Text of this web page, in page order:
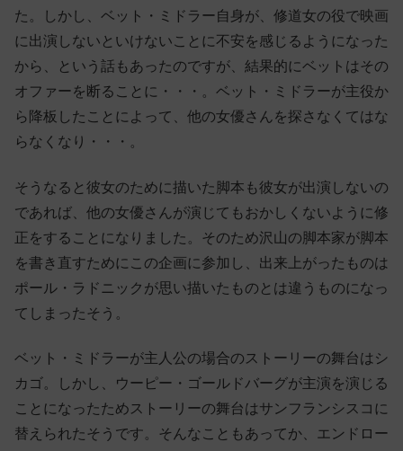
た。しかし、ベット・ミドラー自身が、修道女の役で映画
に出演しないといけないことに不安を感じるようになった
から、という話もあったのですが、結果的にベットはその
オファーを断ることに・・・。ベット・ミドラーが主役か
ら降板したことによって、他の女優さんを探さなくてはな
らなくなり・・・。
そうなると彼女のために描いた脚本も彼女が出演しないの
であれば、他の女優さんが演じてもおかしくないように修
正をすることになりました。そのため沢山の脚本家が脚本
を書き直すためにこの企画に参加し、出来上がったものは
ポール・ラドニックが思い描いたものとは違うものになっ
てしまったそう。
ベット・ミドラーが主人公の場合のストーリーの舞台はシ
カゴ。しかし、ウーピー・ゴールドバーグが主演を演じる
ことになったためストーリーの舞台はサンフランシスコに
替えられたそうです。そんなこともあってか、エンドロー